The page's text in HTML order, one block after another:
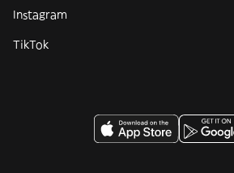
Instagram
TikTok